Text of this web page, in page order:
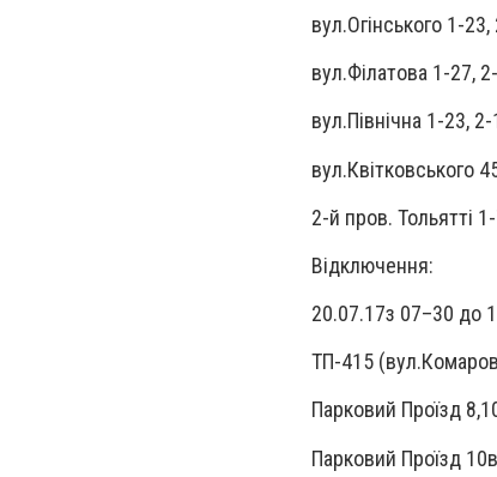
вул.Огiнського 1-23,
вул.Фiлатова 1-27,
вул.Пiвнiчна 1-23, 2-
вул.Квiтковського
2-й пров. Тольяттi
Відключення:
20.07.17з 07–30 до
ТП-415
Парковий Проїзд
Парковий Проїзд